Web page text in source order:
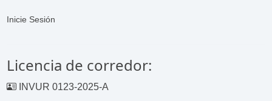
Inicie Sesión
Licencia de corredor:
INVUR 0123-2025-A